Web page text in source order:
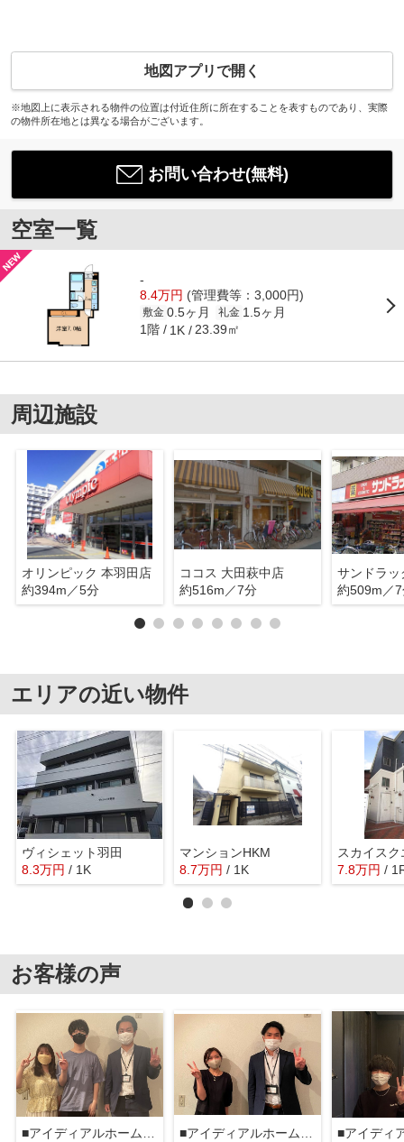
地図アプリで開く
※地図上に表示される物件の位置は付近住所に所在することを表すものであり、実際
の物件所在地とは異なる場合がございます。
お問い合わせ(無料)
空室一覧
-
8.4万円 (管理費等：3,000円)
敷金 0.5ヶ月 礼金 1.5ヶ月
1階 1K 23.39㎡
周辺施設
オリンピック 本羽田店
約394m／5分
ココス 大田萩中店
約516m／7分
サンドラッ
約509m／
エリアの近い物件
ヴィシェット羽田
8.3万円 / 1K
マンションHKM
8.7万円 / 1K
スカイス
7.8万円 /
お客様の声